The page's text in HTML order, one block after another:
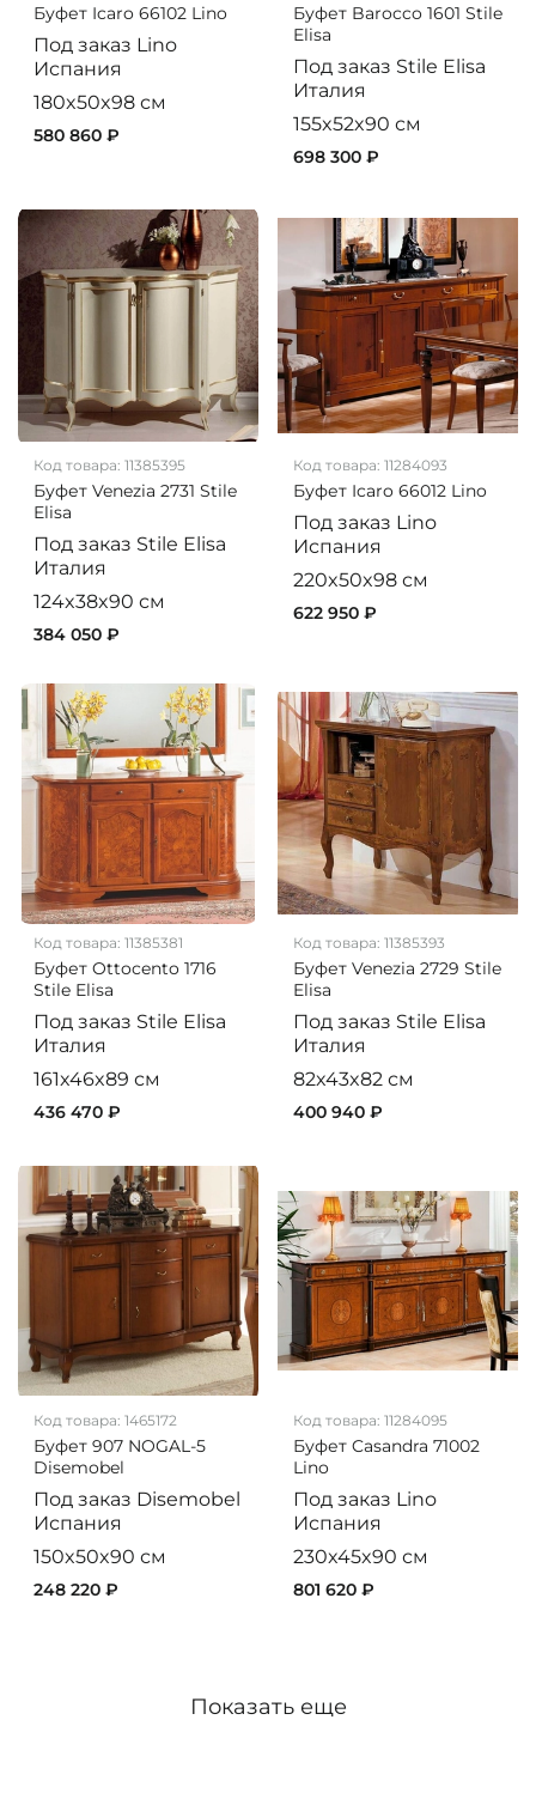
Буфет Icaro 66102 Lino
Под заказ Lino
Испания
180x50x98 см
580 860 ₽
Буфет Barocco 1601 Stile
Elisa
Под заказ Stile Elisa
Италия
155x52x90 см
698 300 ₽
Код товара: 11385395
Буфет Venezia 2731 Stile
Elisa
Под заказ Stile Elisa
Италия
124x38x90 см
384 050 ₽
Код товара: 11284093
Буфет Icaro 66012 Lino
Под заказ Lino
Испания
220x50x98 см
622 950 ₽
Код товара: 11385381
Буфет Ottocento 1716
Stile Elisa
Под заказ Stile Elisa
Италия
161x46x89 см
436 470 ₽
Код товара: 11385393
Буфет Venezia 2729 Stile
Elisa
Под заказ Stile Elisa
Италия
82x43x82 см
400 940 ₽
Код товара: 1465172
Буфет 907 NOGAL-5
Disemobel
Под заказ Disemobel
Испания
150x50x90 см
248 220 ₽
Код товара: 11284095
Буфет Casandra 71002
Lino
Под заказ Lino
Испания
230x45x90 см
801 620 ₽
Показать еще